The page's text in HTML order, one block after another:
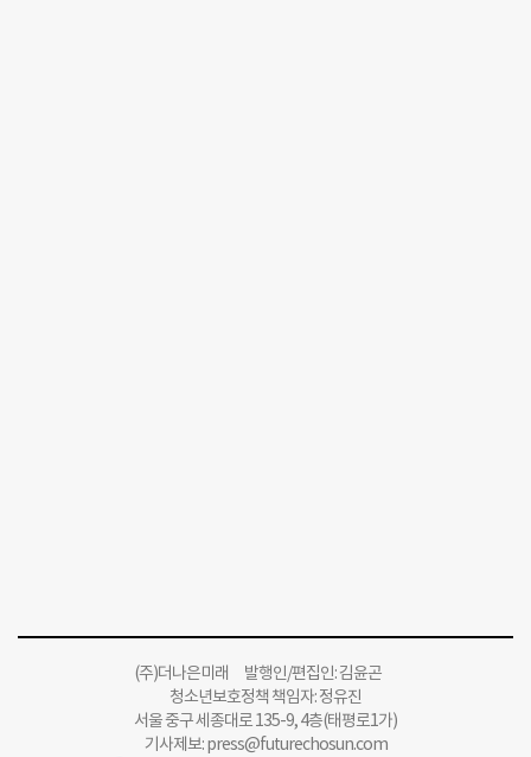
(주)더나은미래 발행인/편집인: 김윤곤
청소년보호정책 책임자: 정유진
서울 중구 세종대로 135-9, 4층(태평로1가)
기사제보:press@futurechosun.com